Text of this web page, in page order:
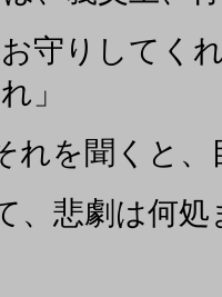
お守りして
」
れを聞くと
、悲劇は何